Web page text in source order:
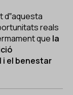
d‟aquesta
reals
que la
i el benestar